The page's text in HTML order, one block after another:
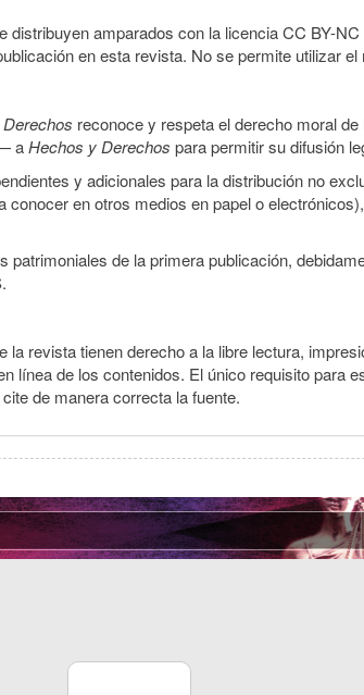
distribuyen amparados con la licencia CC BY-
en esta revista. No se permite utilizar
reconoce y respeta el derecho moral
aHechos y Derechos para permitir su difusión
y adicionales para la distribución no
conocer en otros medios en papel o
de la primera publicación,
revista tienen derecho a la libre lectura,
línea de los contenidos. El único requisito para
de manera correcta la fuente.